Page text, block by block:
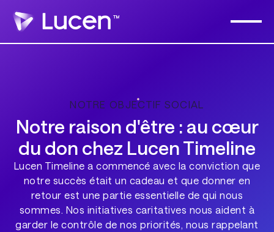
NOTRE OBJECTIF SOCIAL
Notre raison d'être : au cœur
du don chez Lucen Timeline
Lucen Timeline a commencé avec la conviction que
notre succès était un cadeau et que donner en
retour est une partie essentielle de qui nous
sommes. Nos initiatives caritatives nous aident à
garder le contrôle de nos priorités, nous rappelant